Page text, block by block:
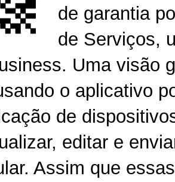
de garantia
de Serviços,
Uma visão
o aplicativo
de
editar e
Assim que